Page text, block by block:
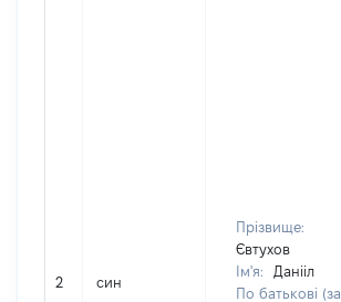
2 син
Прізвище:
Євтухов
Ім'я:
Данііл
По батькові (за